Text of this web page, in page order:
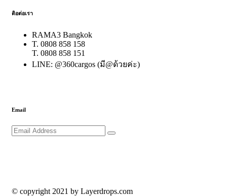
ติอต่อเรา
RAMA3 Bangkok
T. 0808 858 158
T. 0808 858 151
LINE: @360cargos (มี@ด้วยค่ะ)
Email
© copyright 2021 by Layerdrops.com